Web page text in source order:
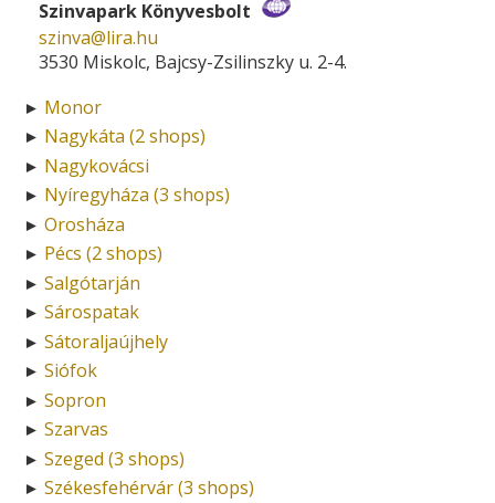
Szinvapark Könyvesbolt
szinva­@­lira.hu
3530 Miskolc, Bajcsy-Zsilinszky u. 2-4.
► Monor
► Nagykáta (2 shops)
► Nagykovácsi
► Nyíregyháza (3 shops)
► Orosháza
► Pécs (2 shops)
► Salgótarján
► Sárospatak
► Sátoraljaújhely
► Siófok
► Sopron
► Szarvas
► Szeged (3 shops)
► Székesfehérvár (3 shops)